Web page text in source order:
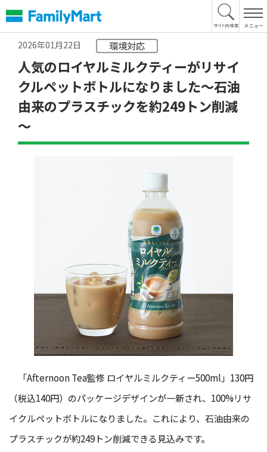
文
へ
2026年01月22日
環境対応
人気のロイヤルミルクティーがリサイ
クルペットボトルになりました～石油
由来のプラスチックを約249トン削減
～
「Afternoon Tea監修 ロイヤルミルクティー500ml」130円
（税込140円）のパッケージデザインが一新され、100%リサ
イクルペットボトルになりました。これにより、石油由来の
プラスチックが約249トン削減できる見込みです。